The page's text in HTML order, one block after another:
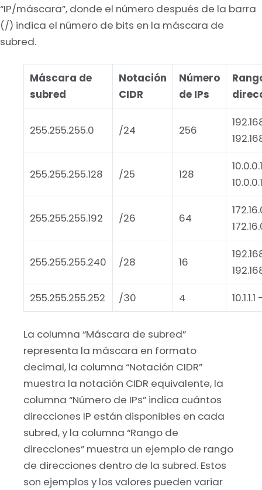
“IP/máscara”, donde el número después de la barra
(/) indica el número de bits en la máscara de
subred.
Máscara de
subred
Notación
CIDR
Número
de IPs
255.255.255.0 /24 256
255.255.255.128 /25 128
255.255.255.192 /26 64
255.255.255.240 /28 16
255.255.255.252
/30 4 10.1.1.1
La columna “Máscara de subred”
representa la máscara en formato
decimal, la columna “Notación CIDR”
muestra la notación CIDR equivalente, la
columna “Número de IPs” indica cuántos
direcciones IP están disponibles en cada
subred, y la columna “Rango de
direcciones” muestra un ejemplo de rango
de direcciones dentro de la subred. Estos
son ejemplos y los valores pueden variar